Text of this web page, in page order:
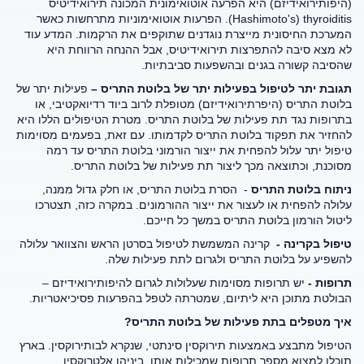
(היפותירואידיזם) היא הפרעה אוטואימונית המכונה תירואידיטיס
Hashimoto's) thyroiditis). הפרעות אוטואימוניות מתרחשות כאשר
המערכת החיסונית מייצרת נוגדנים שתוקפים את הרקמות. המדע עוד
לא מצא סיבה להתפרצות תירואידיטיס, אבל ההנחה הרווחת היא
שהסיבה קשורה בגנים ובהשפעות סביבתיות.
תגובת יתר לטיפול בפעילות יתר של בלוטת התריס – פעילות יתר של
בלוטת התריס (היפרתירואידיזם) מטופלת לרוב ביוד רדיואקטיבי, או
בתרופות נגד תת פעילות של בלוטת התריס. מטרת הטיפולים הללו היא
להחזיר את תפקוד בלוטת התריס לקדמותו. עם זאת, בפעמים מסוימות
טיפול יתר עלול להפחית את ייצור הורמוני בלוטת התריס עד רמה
מסוכנת, וכתוצאה מכך ליצור תת פעילות של בלוטת התריס.
ניתוח בלוטת התריס - הסרת בלוטת התריס, או חלק גדול ממנה,
עלולה להפחית או לעצור את ייצור ההורמונים. במקרה כזה, תצטרכו
ליטול הורמון בלוטת התריס במשך כל חייכם.
טיפול בקרינה - קרינה המשמשת לטיפול בסרטן הראש והצוואר עלולה
להשפיע על בלוטת התריס ולגרום לתת פעילות שלה.
תרופות - יש תרופות מסוימות שעלולות לגרום להיפותירואידיזם –
הבולטת מתוכן היא ליתיום, שמטרתה לטפל בהפרעות פסיכיאטריות.
איך מטפלים בתת פעילות של בלוטת התריס?
הטיפול מתבצע באמצעות תירוקסין סינתטי, שנקרא לבותירוקסין. בארץ
תוכלו למצוא מספר תרופות שמכילות אותו, ביניהן אלטרוקסין,